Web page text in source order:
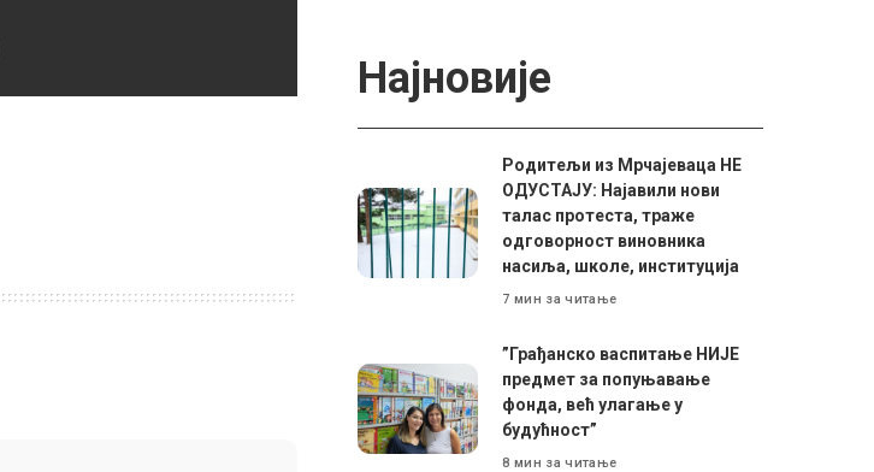
Најновије
Родитељи из Мрчајеваца НЕ
ОДУСТАЈУ: Најавили нови
талас протеста, траже
одговорност виновника
насиља, школе, институција
7 мин за читање
”Грађанско васпитање НИЈЕ
предмет за попуњавање
фонда, већ улагање у
будућност”
8 мин за читање